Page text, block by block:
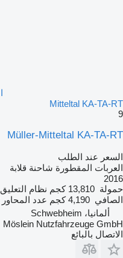
Mitteltal KA-TA-RT
9
Müller-Mitteltal KA-TA-RT
السعر عند الطلب
العربات المقطورة شاحنة قلابة
2016
حمولة 13,810 كجم نظام التعليق
الصافي 4,190 كجم عدد المحاور
ألمانيا، Schwebheim
Möslein Nutzfahrzeuge GmbH
الاتصال بالبائع